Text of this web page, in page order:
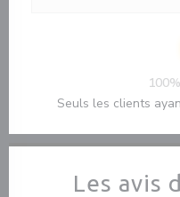
Les avis
Seuls les clients